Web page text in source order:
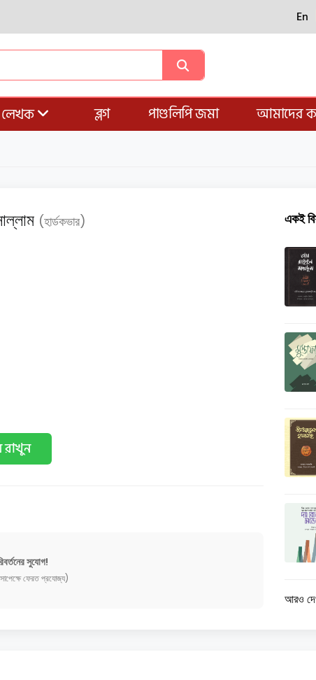
En
লেখক ব্লগ পাণ্ডলিপি জমা আমাদের
(হার্ডকভার)
রাখুন
সুযোগ!
ফেরত প্রযোজ্য)
একই
আরও